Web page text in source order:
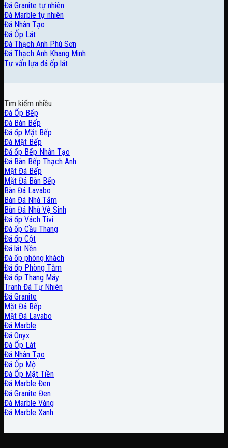
Đá Granite tự nhiên
Đá Marble tự nhiên
Đá Nhân Tạo
Đá Ốp Lát
Đá Thạch Anh Phú Sơn
Đá Thạch Anh Khang Minh
Tư vấn lựa đá ốp lát
Tìm kiếm nhiều
Đá Ốp Bếp
Đá Bàn Bếp
Đá ốp Mặt Bếp
Đá Mặt Bếp
Đá ốp Bếp Nhân Tạo
Đá Bàn Bếp Thạch Anh
Mặt Đá Bếp
Mặt Đá Bàn Bếp
Bàn Đá Lavabo
Bàn Đá Nhà Tắm
Bàn Đá Nhà Vệ Sinh
Đá ốp Vách Tivi
Đá ốp Cầu Thang
Đá ốp Cột
Đá lát Nền
Đá ốp phòng khách
Đá ốp Phòng Tắm
Đá ốp Thang Máy
Tranh Đá Tự Nhiên
Đá Granite
Mặt Đá Bếp
Mặt Đá Lavabo
Đá Marble
Đá Onyx
Đá Ốp Lát
Đá Nhân Tạo
Đá Ốp Mộ
Đá Ốp Mặt Tiền
Đá Marble Đen
Đá Granite Đen
Đá Marble Vàng
Đá Marble Xanh